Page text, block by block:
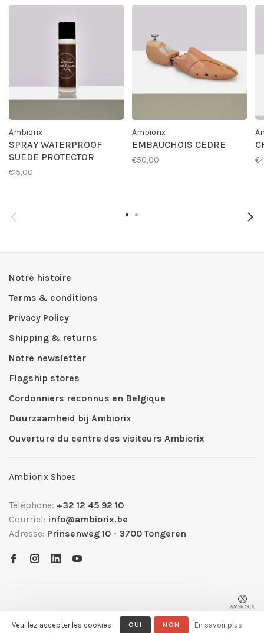
Ambiorix
SPRAY WATERPROOF
SUEDE PROTECTOR
€15,00
Ambiorix
EMBAUCHOIS CEDRE
€50,00
Notre histoire
Terms & conditions
Privacy Policy
Shipping & returns
Notre newsletter
Flagship stores
Cordonniers reconnus en Belgique
Duurzaamheid bij Ambiorix
Ouverture du centre des visiteurs Ambiorix
Ambiorix Shoes
Téléphone: +32 12 45 92 10
Courriel: info@ambiorix.be
Adresse: Prinsenweg 10 - 3700 Tongeren
Veuillez accepter les cookies OUI NON En savoir plus